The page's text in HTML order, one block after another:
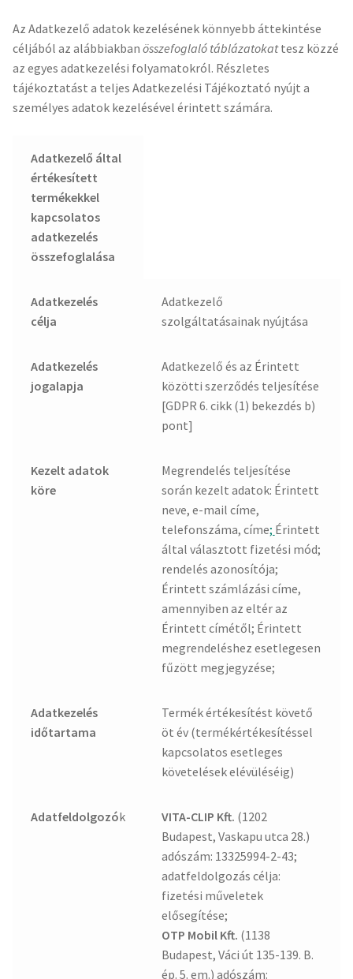
Az Adatkezelő adatok kezelésének könnyebb áttekintése
céljából az alábbiakban összefoglaló táblázatokattesz közzé
az egyes adatkezelési folyamatokról. Részletes
tájékoztatást a teljes Adatkezelési Tájékoztató nyújt a
személyes adatok kezelésével érintett számára.
Adatkezelő által
értékesített
termékekkel
kapcsolatos
adatkezelés
összefoglalása
Adatkezelés
célja
Adatkezelő
szolgáltatásainak nyújtása
Adatkezelés
jogalapja
Adatkezelő és az Érintett
közötti szerződés teljesítése
[GDPR 6. cikk (1) bekezdés b)
pont]
Kezelt adatok
köre
Megrendelés teljesítése
során kezelt adatok: Érintett
neve, e-mail címe,
telefonszáma, címe; Érintett
által választott fizetési mód;
rendelés azonosítója;
Érintett számlázási címe,
amennyiben az eltér az
Érintett címétől; Érintett
megrendeléshez esetlegesen
fűzött megjegyzése;
Adatkezelés
időtartama
Termék értékesítést követő
öt év (termékértékesítéssel
kapcsolatos esetleges
követelések elévüléséig)
Adatfeldolgozók VITA-CLIP Kft. (1202
Budapest, Vaskapu utca 28.)
adószám: 13325994-2-43;
adatfeldolgozás célja:
fizetési műveletek
elősegítése;
OTP Mobil Kft. (1138
Budapest, Váci út 135-139. B.
ép. 5. em.) adószám: